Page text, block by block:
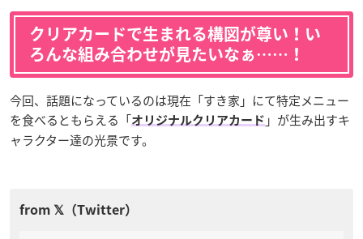
クリアカードで生まれる構図が尊い！い
ろんな組み合わせが見たいなぁ……！
今回、話題になっているのは現在「すき家」にて特定メニュー
を食べるともらえる「オリジナルクリアカード 」が生み出すキ
ャラクター達の光景です。